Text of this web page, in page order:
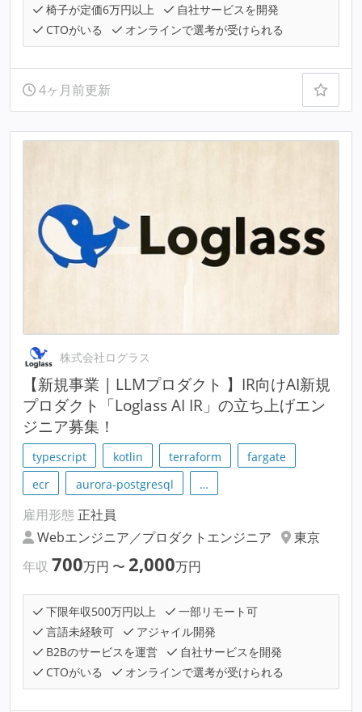
椅子が定価6万円以上
自社サービスを開発
CTOがいる
オンラインで選考が受けられる
4ヶ月前更新
株式会社ログラス
【新規事業 | LLMプロダクト 】IR向けAI新規
プロダクト「Loglass AI IR」の立ち上げエン
ジニア募集！
typescript kotlin terraform
fargate
ecr
aurora-postgresql …
雇用形態 正社員
Webエンジニア／プロダクトエンジニア
東京
年収 700万円 〜 2,000万円
下限年収500万円以上
一部リモート可
言語未経験可
アジャイル開発
B2Bのサービスを運営
自社サービスを開発
CTOがいる
オンラインで選考が受けられる